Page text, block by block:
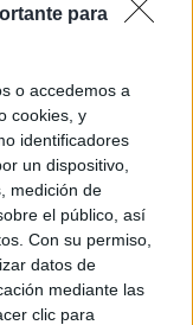
para
o accedemos a
cookies, y
identificadores
un dispositivo,
medición de
el público, así
Con su permiso,
datos de
mediante las
clic para